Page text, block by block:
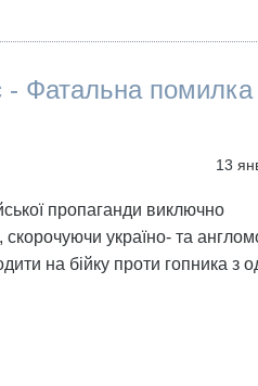
- Фатальна помилка
13
пропаганди виключно
україно- та
на бійку проти гопника з